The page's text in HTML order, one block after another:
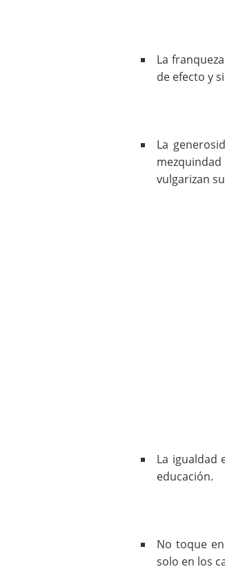
La
de efecto y
La
vulgarizan
La igualdad
educación.
No toque
solo en los